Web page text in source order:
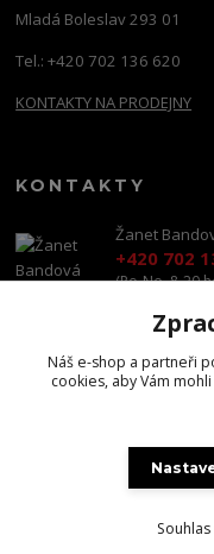
Mladá Boleslav 293 01
Tel.: +420 702 136 620
KONTAKTY NA PRODEJNY
KONTAKTY
Žanet
+420 702
(Po-Ne, 8-20
Náš e-shop a partneři
cookies, aby Vám